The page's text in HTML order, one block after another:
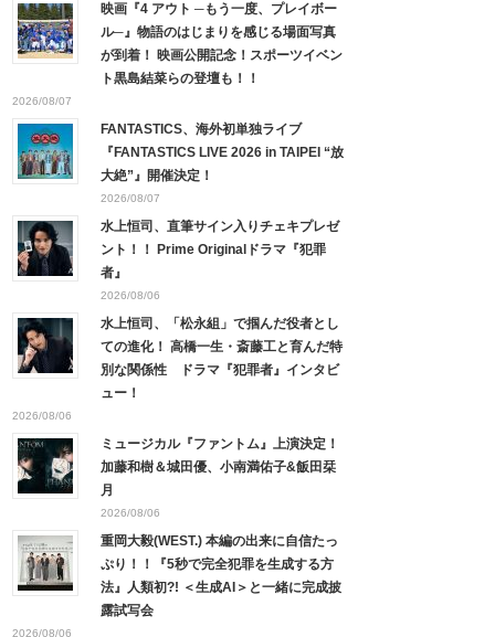
映画『4 アウト ─もう一度、プレイボー
ル─』物語のはじまりを感じる場面写真
が到着！ 映画公開記念！スポーツイベン
ト黒島結菜らの登壇も！！
2026/08/07
FANTASTICS、海外初単独ライブ
『FANTASTICS LIVE 2026 in TAIPEI “放
大絶”』開催決定！
2026/08/07
水上恒司、直筆サイン入りチェキプレゼ
ント！！ Prime Originalドラマ『犯罪
者』
2026/08/06
水上恒司、「松永組」で掴んだ役者とし
ての進化！ 高橋一生・斎藤工と育んだ特
別な関係性 ドラマ『犯罪者』インタビ
ュー！
2026/08/06
ミュージカル『ファントム』上演決定！
加藤和樹＆城田優、小南満佑子&飯田栞
月
2026/08/06
重岡大毅(WEST.) 本編の出来に自信たっ
ぷり！！『5秒で完全犯罪を生成する方
法』人類初?! ＜生成AI＞と一緒に完成披
露試写会
2026/08/06